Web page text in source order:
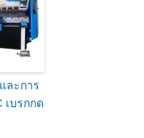
ละการ
เบรกกด